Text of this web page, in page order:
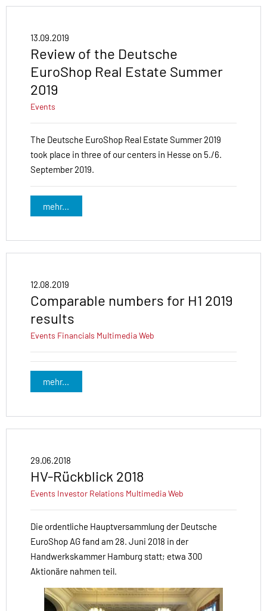
13.09.2019
Review of the Deutsche
EuroShop Real Estate Summer
2019
Events
The Deutsche EuroShop Real Estate Summer 2019
took place in three of our centers in Hesse on 5./6.
September 2019.
mehr...
12.08.2019
Comparable numbers for H1 2019
results
Events Financials MultimediaWeb
mehr...
29.06.2018
HV-Rückblick 2018
Events Investor Relations MultimediaWeb
Die ordentliche Hauptversammlung der Deutsche
EuroShop AG fand am 28. Juni 2018 in der
Handwerkskammer Hamburg statt; etwa 300
Aktionäre nahmen teil.